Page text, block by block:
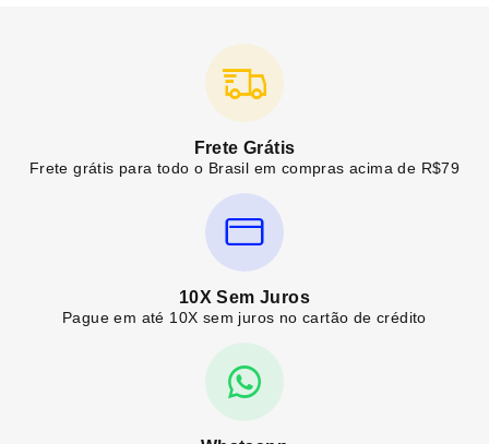
Frete Grátis
Frete grátis para todo o Brasil em compras acima de R$79
10X Sem Juros
Pague em até 10X sem juros no cartão de crédito